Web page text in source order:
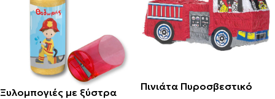
Ξυλομπογιές με ξύστρα
Πινιάτα Πυροσβεστικό